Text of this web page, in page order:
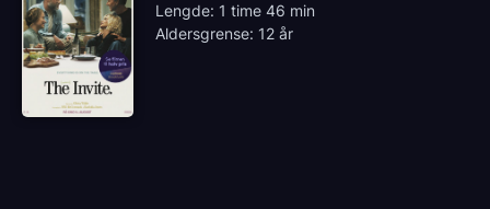
Lengde: 1 time 46 min
Aldersgrense: 12 år